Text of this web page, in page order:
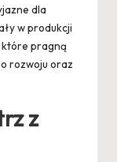
dla
w produkcji
które pragną
rozwoju oraz
z